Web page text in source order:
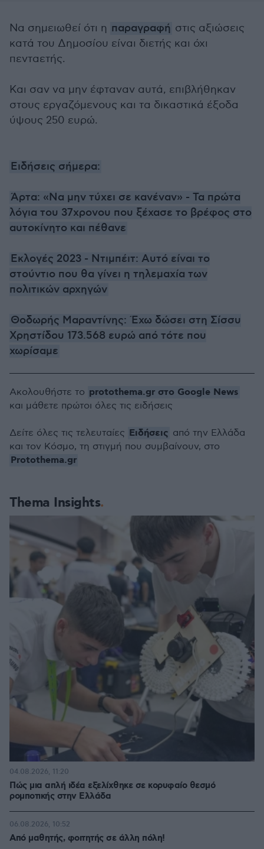
Να σημειωθεί ότι η παραγραφή στις αξιώσεις
κατά του Δημοσίου είναι διετής και όχι
πενταετής.
Και σαν να μην έφταναν αυτά, επιβλήθηκαν
στους εργαζόμενους και τα δικαστικά έξοδα
ύψους 250 ευρώ.
Ειδήσεις σήμερα:
Άρτα: «Να μην τύχει σε κανέναν» - Τα πρώτα
λόγια του 37χρονου που ξέχασε το βρέφος στο
αυτοκίνητο και πέθανε
Εκλογές 2023 - Ντιμπέιτ: Αυτό είναι το
στούντιο που θα γίνει η τηλεμαχία των
πολιτικών αρχηγών
Θοδωρής Μαραντίνης: Έχω δώσει στη Σίσσυ
Χρηστίδου 173.568 ευρώ από τότε που
χωρίσαμε
Thema Insights
Πώς μια απλή ιδέα εξελίχθηκε σε κορυφαίο θεσμό
ρομποτικής στην Ελλάδα
04.08.2026, 11:20
Από μαθητής, φοιτητής σε άλλη πόλη!
06.08.2026, 10:52
Ακολουθήστε το protothema.gr στο Google News
και μάθετε πρώτοι όλες τις ειδήσεις
Δείτε όλες τις τελευταίες Ειδήσεις από την Ελλάδα
και τον Κόσμο, τη στιγμή που συμβαίνουν, στο
Protothema.gr